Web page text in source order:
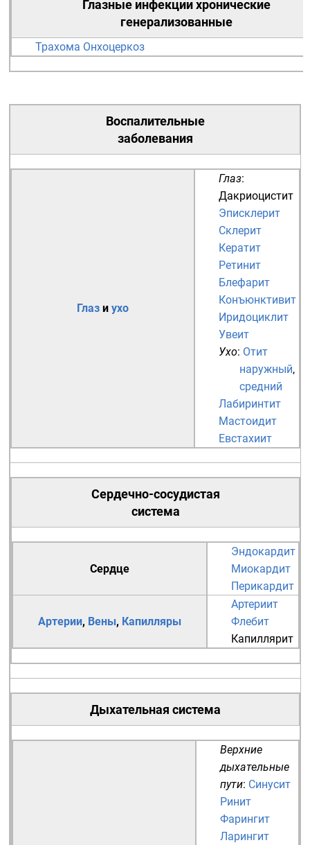
Глазные инфекциихронические
генерализованные
Трахома Онхоцеркоз
Воспалительные
заболевания
Глаз и ухо
Глаз:
Дакриоцистит
Эписклерит
Склерит
Кератит
Ретинит
Блефарит
Конъюнктивит
Иридоциклит
Увеит
Ухо: Отит
наружный,
средний
Лабиринтит
Мастоидит
Евстахиит
Сердечно-сосудистая
система
Сердце
Эндокардит
Миокардит
Перикардит
Артерии, Вены, Капилляры
Артериит
Флебит
Капиллярит
Дыхательная система
Верхние
дыхательные
пути: Синусит
Ринит
Фарингит
Ларингит